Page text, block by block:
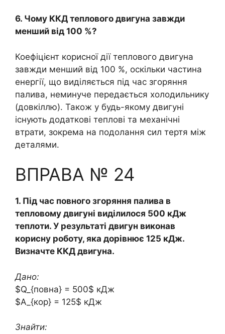
6. Чому ККД теплового двигуна завжди
менший від 100 %?
Коефіцієнт корисної дії теплового двигуна
завжди менший від 100 %, оскільки частина
енергії, що виділяється під час згоряння
палива, неминуче передається холодильнику
(довкіллю). Також у будь-якому двигуні
існують додаткові теплові та механічні
втрати, зокрема на подолання сил тертя між
деталями.
ВПРАВА № 24
1. Під час повного згоряння палива в
тепловому двигуні виділилося 500 кДж
теплоти. У результаті двигун виконав
корисну роботу, яка дорівнює 125 кДж.
Визначте ККД двигуна.
Дано:
$Q_{повна} = 500$ кДж
$A_{кор} = 125$ кДж
Знайти: